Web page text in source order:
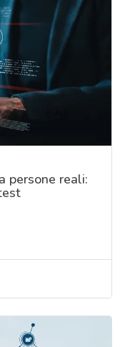
persone reali: